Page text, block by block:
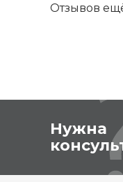
Отзывов
Нужна